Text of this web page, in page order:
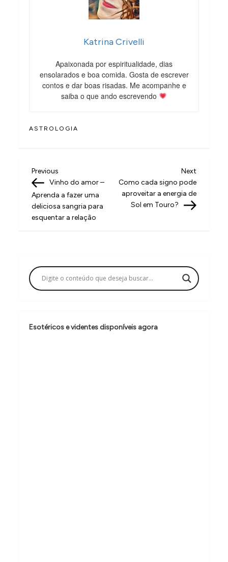
Katrina Crivelli
Apaixonada por espiritualidade, dias
ensolarados e boa comida. Gosta de escrever
contos e dar boas risadas. Me acompanhe e
saiba o que ando escrevendo
ASTROLOGIA
N
a
v
e
ç
ã
d
Previous
Post
Previous
Vinho do amor –
Aprenda a fazer uma
deliciosa sangria para
esquentar a relação
Next
Post
Next
Como cada signo pode
aproveitar a energia de
Sol em Touro?
Esotéricos e videntes disponíveis agora